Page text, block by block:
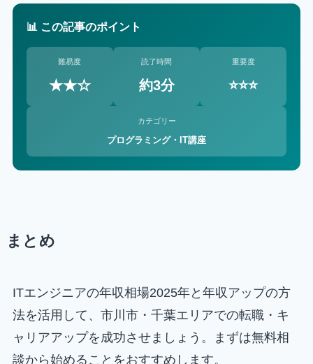
📊 この記事のポイント
難易度
★★☆
読了時間
約3分
重要度
⭐⭐⭐
カテゴリー
プログラミング・IT講座
まとめ
ITエンジニアの年収相場2025年と年収アップの方
法を活用して、市川市・千葉エリアでの転職・キ
ャリアアップを成功させましょう。まずは無料相
談から始めることをおすすめします。